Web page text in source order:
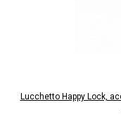
Lucchetto Happy Lock,